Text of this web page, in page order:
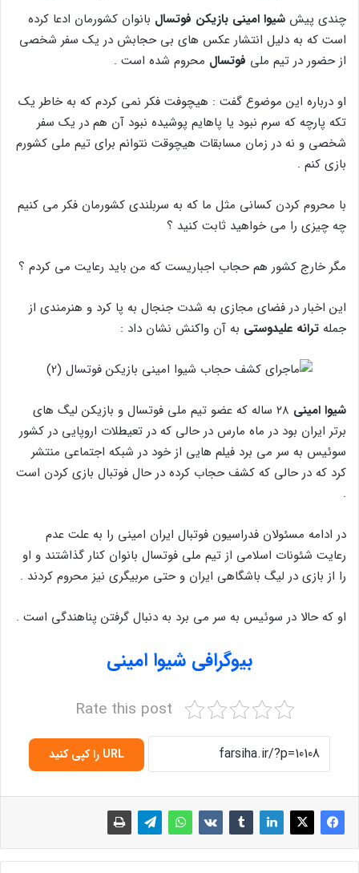
چندی پیش شیوا امینی بازیکن فوتسال بانوان کشورمان ادعا کرده
است که به دلیل انتشار عکس های بی حجابش در یک سفر شخصی
از حضور در تیم ملی فوتسال محروم شده است .
او درباره این موضوع گفت : هیچوفت فکر نمی کردم که به خاطر یک
تکه پارچه که سرم نبود یا پاهایم پوشیده نبود آن هم در یک سفر
شخصی و نه در زمان مسابقات هیچوقت نتوانم برای تیم ملی کشورم
بازی کنم .
با محروم کردن کسانی مثل ما که به سربلندی کشورمان فکر می کنیم
چه چیزی را می خواهید ثابت کنید ؟
مگر خارج کشور هم حجاب اجباریست که من باید رعایت می کردم ؟
این اخبار در فضای مجازی به شدت جنجال به پا کرد و هنرمندی از
جمله ترانه علیدوستی به آن واکنش نشان داد :
شیوا امینی
۲۸ ساله که عضو تیم ملی فوتسال و بازیکن لیگ های
برتر ایران بود در ماه مارس در حالی که در تعیطلات اروپایی در کشور
سوئیس به سر می برد فیلم هایی از خود در شبکه اجتماعی منتشر
کرد که در حالی که کشف حجاب کرده در حال فوتبال بازی کردن است
.
در ادامه مسئولان فدراسیون فوتبال ایران امینی را به علت عدم
رعایت شئونات اسلامی از تیم ملی فوتسال بانوان کنار گذاشتند و او
را از بازی در لیگ باشگاهی ایران و حتی مربیگری نیز محروم کردند .
او که حالا در سوئیس به سر می برد به دنبال گرفتن پناهندگی است .
بیوگرافی شیوا امینی
Rate this post
URL را کپی کنید